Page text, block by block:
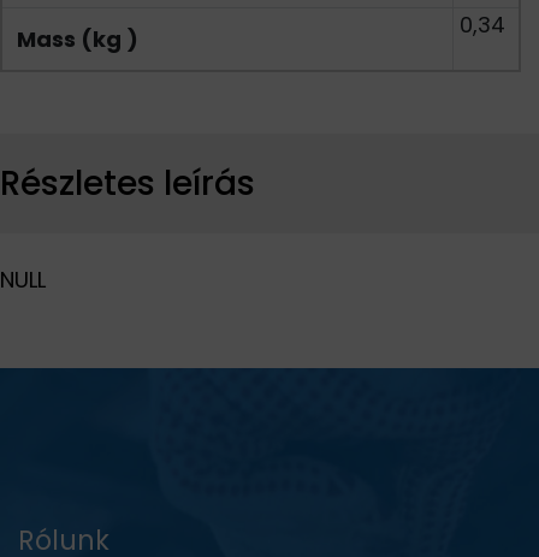
Mass (kg ) 0,34
Részletes leírás
NULL
Rólunk